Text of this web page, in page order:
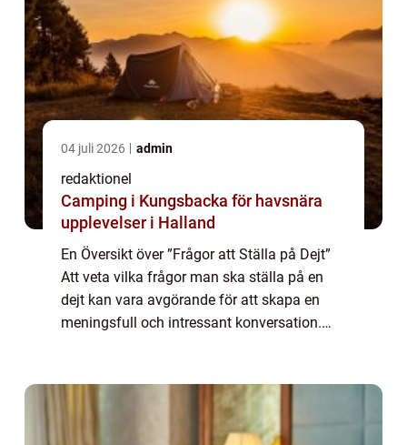
04 juli 2026 admin
redaktionel
Camping i Kungsbacka för havsnära
upplevelser i Halland
En Översikt över ”Frågor att Ställa på Dejt”
Att veta vilka frågor man ska ställa på en
dejt kan vara avgörande för att skapa en
meningsfull och intressant konversation.